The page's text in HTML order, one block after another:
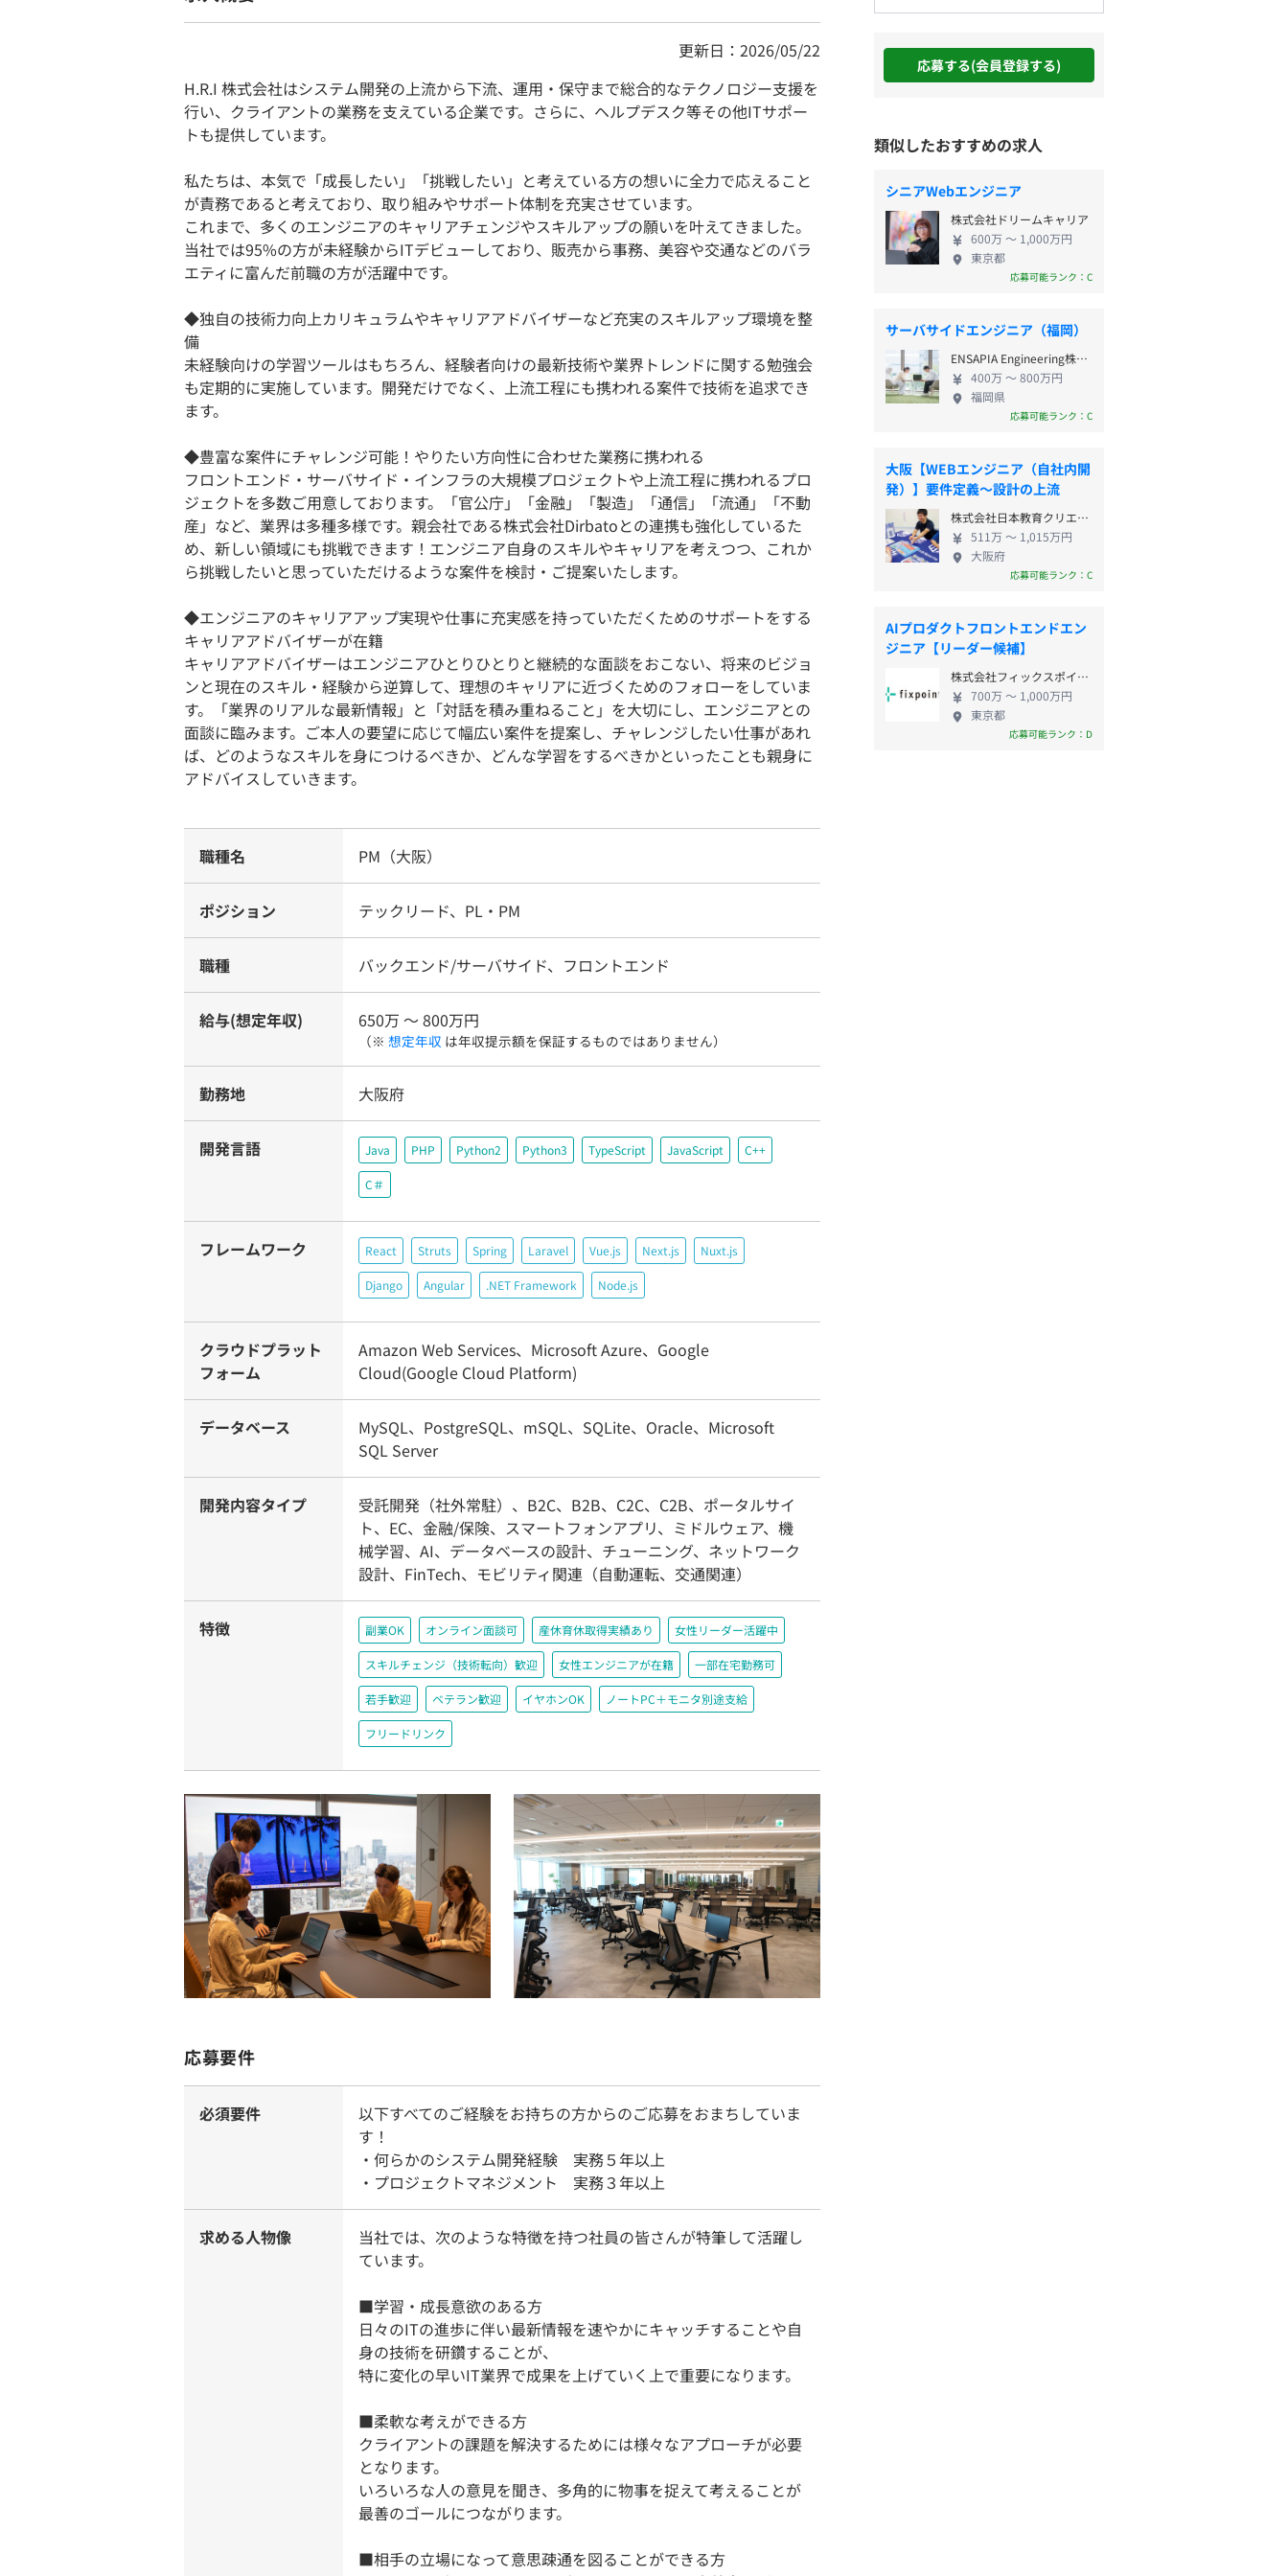
更新日：2026/05/22
H.R.I 株式会社はシステム開発の上流から下流、運用・保守まで総合的なテクノロジー支援を
行い、クライアントの業務を支えている企業です。さらに、ヘルプデスク等その他ITサポー
トも提供しています。
私たちは、本気で「成長したい」「挑戦したい」と考えている方の想いに全力で応えること
が責務であると考えており、取り組みやサポート体制を充実させています。
これまで、多くのエンジニアのキャリアチェンジやスキルアップの願いを叶えてきました。
当社では95%の方が未経験からITデビューしており、販売から事務、美容や交通などのバラ
エティに富んだ前職の方が活躍中です。
◆独自の技術力向上カリキュラムやキャリアアドバイザーなど充実のスキルアップ環境を整
備
未経験向けの学習ツールはもちろん、経験者向けの最新技術や業界トレンドに関する勉強会
も定期的に実施しています。開発だけでなく、上流工程にも携われる案件で技術を追求でき
ます。
◆豊富な案件にチャレンジ可能！やりたい方向性に合わせた業務に携われる
フロントエンド・サーバサイド・インフラの大規模プロジェクトや上流工程に携われるプロ
ジェクトを多数ご用意しております。「官公庁」「金融」「製造」「通信」「流通」「不動
産」など、業界は多種多様です。親会社である株式会社Dirbatoとの連携も強化しているた
め、新しい領域にも挑戦できます！エンジニア自身のスキルやキャリアを考えつつ、これか
ら挑戦したいと思っていただけるような案件を検討・ご提案いたします。
◆エンジニアのキャリアアップ実現や仕事に充実感を持っていただくためのサポートをする
キャリアアドバイザーが在籍
キャリアアドバイザーはエンジニアひとりひとりと継続的な面談をおこない、将来のビジョ
ンと現在のスキル・経験から逆算して、理想のキャリアに近づくためのフォローをしていま
す。「業界のリアルな最新情報」と「対話を積み重ねること」を大切にし、エンジニアとの
面談に臨みます。ご本人の要望に応じて幅広い案件を提案し、チャレンジしたい仕事があれ
ば、どのようなスキルを身につけるべきか、どんな学習をするべきかといったことも親身に
アドバイスしていきます。
職種名 PM（大阪）
ポジション テックリード、PL・PM
職種 バックエンド/サーバサイド、フロントエンド
給与(想定年収) 650万 〜 800万円
（※ 想定年収 は年収提示額を保証するものではありません）
勤務地 大阪府
開発言語 Java PHP Python2 Python3 TypeScript JavaScript C++
C＃
フレームワーク React Struts Spring Laravel Vue.js Next.js Nuxt.js
Django Angular .NET Framework Node.js
クラウドプラット
フォーム
Amazon Web Services、Microsoft Azure、Google
Cloud(Google Cloud Platform)
データベース
MySQL、PostgreSQL、mSQL、SQLite、Oracle、Microsoft
SQL Server
開発内容タイプ
受託開発（社外常駐）、B2C、B2B、C2C、C2B、ポータルサイ
ト、EC、金融/保険、スマートフォンアプリ、ミドルウェア、機
械学習、AI、データベースの設計、チューニング、ネットワーク
設計、FinTech、モビリティ関連（自動運転、交通関連）
特徴 副業OK オンライン面談可 産休育休取得実績あり 女性リーダー活躍中
スキルチェンジ（技術転向）歓迎 女性エンジニアが在籍 一部在宅勤務可
若手歓迎 ベテラン歓迎 イヤホンOK ノートPC＋モニタ別途支給
フリードリンク
応募要件
必須要件
以下すべてのご経験をお持ちの方からのご応募をおまちしていま
す！
・何らかのシステム開発経験 実務５年以上
・プロジェクトマネジメント 実務３年以上
求める人物像
当社では、次のような特徴を持つ社員の皆さんが特筆して活躍し
ています。
■学習・成長意欲のある方
日々のITの進歩に伴い最新情報を速やかにキャッチすることや自
身の技術を研鑽することが、
特に変化の早いIT業界で成果を上げていく上で重要になります。
■柔軟な考えができる方
クライアントの課題を解決するためには様々なアプローチが必要
となります。
いろいろな人の意見を聞き、多角的に物事を捉えて考えることが
最善のゴールにつながります。
■相手の立場になって意思疎通を図ることができる方
応募する(会員登録する)
類似したおすすめの求人
シニアWebエンジニア
株式会社ドリームキャリア
600万 〜 1,000万円
東京都
応募可能ランク：C
サーバサイドエンジニア（福岡）
ENSAPIA Engineering株式会社
400万 〜 800万円
福岡県
応募可能ランク：C
大阪【WEBエンジニア（自社内開
発）】要件定義～設計の上流
株式会社日本教育クリエイト
511万 〜 1,015万円
大阪府
応募可能ランク：C
AIプロダクトフロントエンドエン
ジニア【リーダー候補】
株式会社フィックスポイント
700万 〜 1,000万円
東京都
応募可能ランク：D